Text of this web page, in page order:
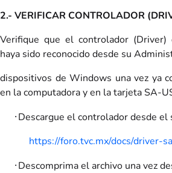
2.- VERIFICAR CONTROLADOR
Verifique que el controlador
haya sido reconocido desde su
dispositivos de Windows una vez ya
en la computadora y en la tarjeta SA-
·Descargue el controlador desde el
https://foro.tvc.mx/docs/driver-
·Descomprima el archivo una vez